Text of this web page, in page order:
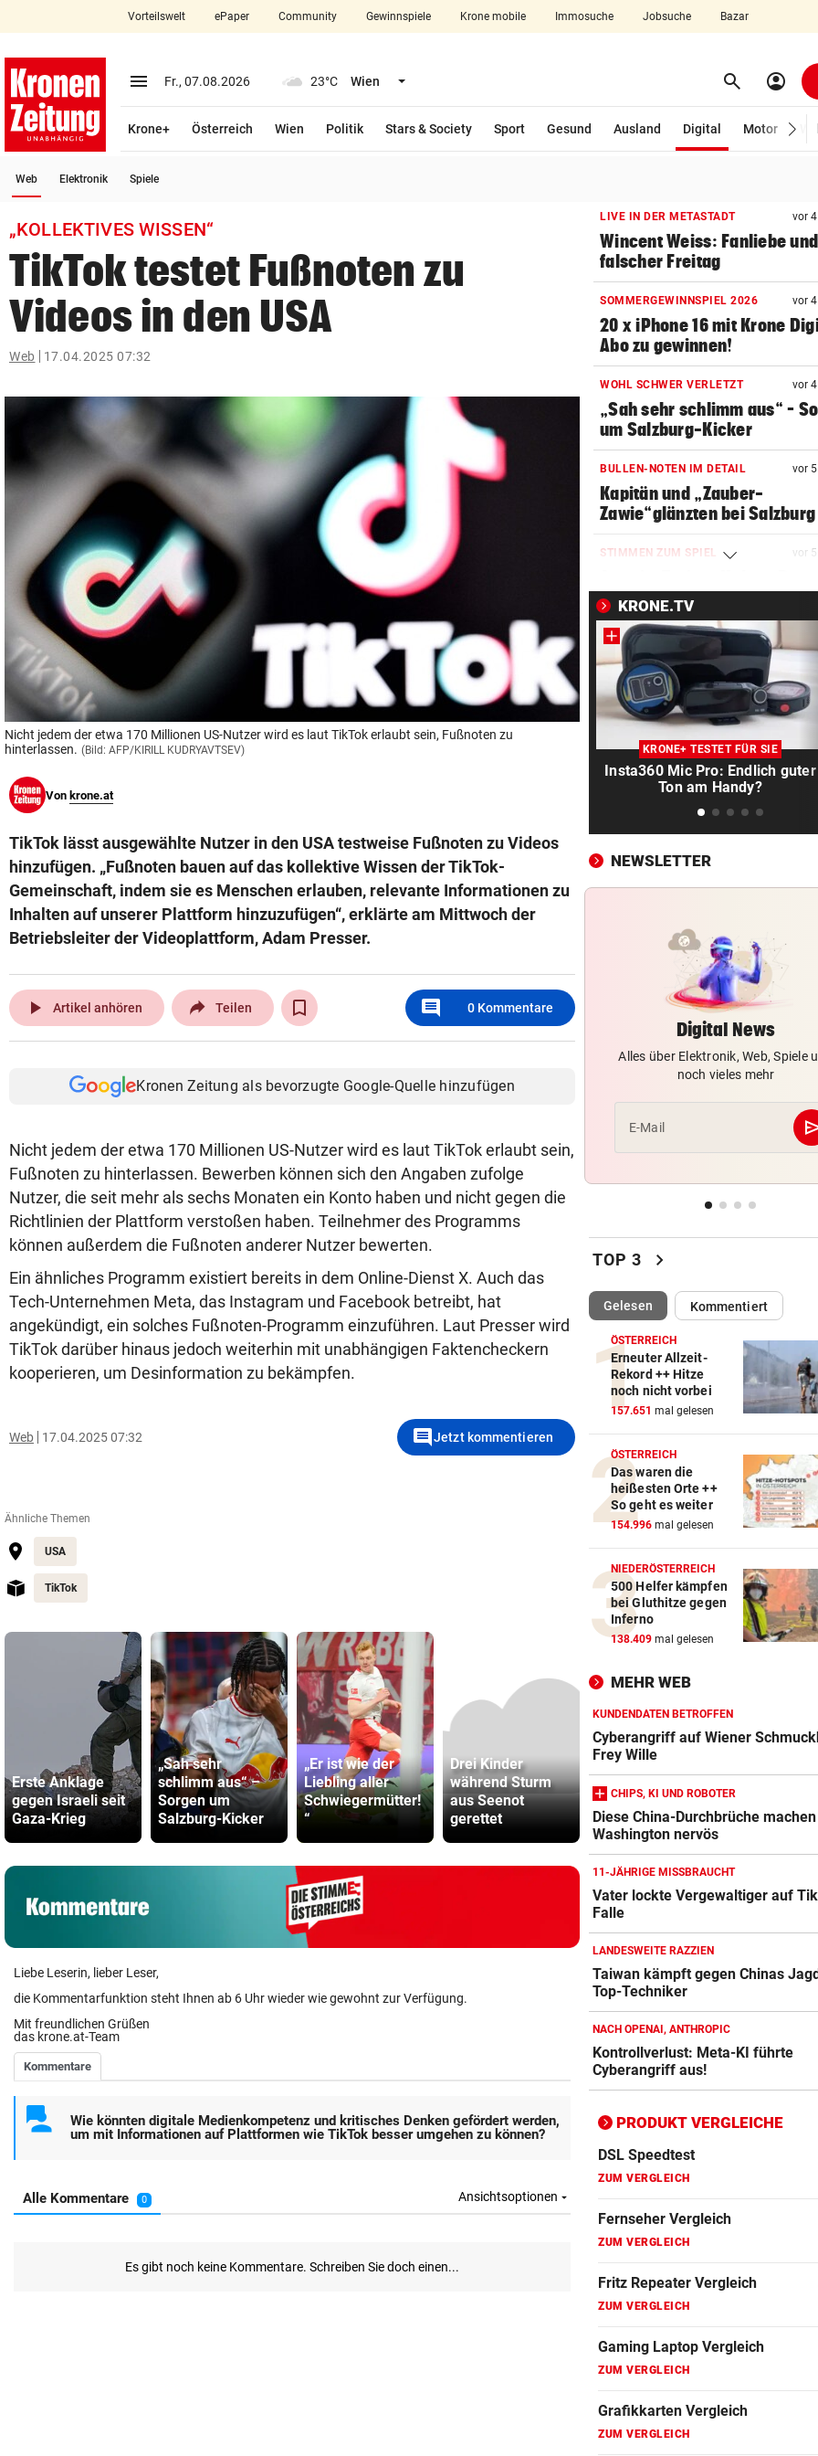
closeSchließen
account_circle Anmelden
arrow_right
pin_drop
bookmark
search
Suchbegriff
eingeben
© Krone Multimedia GmbH & Co KG 2026
Vorteilswelt ePaper Community Gewinnspiele Krone mobile Immosuche Jobsuche Bazar
menu Menü aufklappen
Fr., 07.08.2026 23°C Wien Menü aufklappen search Suchen
account_circle
Krone+ Österreich Wien Politik Stars & Society Sport Gesund Ausland Digital
Motor
Web Elektronik Spiele
„KOLLEKTIVES WISSEN“
TikTok testet Fußnoten zu
Videos in den USA
Web 17.04.2025 07:32
Nicht jedem der etwa 170 Millionen US-Nutzer wird es laut TikTok erlaubt sein, Fußnoten zu
hinterlassen. (Bild: AFP/KIRILL KUDRYAVTSEV)
Von krone.at
TikTok lässt ausgewählte Nutzer in den USA testweise Fußnoten zu Videos
hinzufügen. „Fußnoten bauen auf das kollektive Wissen der TikTok-
Gemeinschaft, indem sie es Menschen erlauben, relevante Informationen zu
Inhalten auf unserer Plattform hinzuzufügen“, erklärte am Mittwoch der
Betriebsleiter der Videoplattform, Adam Presser.
play_arrow Artikel anhören Teilen comment 0 Kommentare
Kronen Zeitung als bevorzugte Google-Quelle hinzufügen
Nicht jedem der etwa 170 Millionen US-Nutzer wird es laut TikTok erlaubt sein,
Fußnoten zu hinterlassen. Bewerben können sich den Angaben zufolge
Nutzer, die seit mehr als sechs Monaten ein Konto haben und nicht gegen die
Richtlinien der Plattform verstoßen haben. Teilnehmer des Programms
können außerdem die Fußnoten anderer Nutzer bewerten.
Ein ähnliches Programm existiert bereits in dem Online-Dienst X. Auch das
Tech-Unternehmen Meta, das Instagram und Facebook betreibt, hat
angekündigt, ein solches Fußnoten-Programm einzuführen. Laut Presser wird
TikTok darüber hinaus jedoch weiterhin mit unabhängigen Faktencheckern
kooperieren, um Desinformation zu bekämpfen.
Web 17.04.2025 07:32 commentJetzt kommentieren
Ähnliche Themen
USA
TikTok
Erste Anklage
gegen Israeli seit
Gaza-Krieg
„Sah sehr
schlimm aus“ –
Sorgen um
Salzburg-Kicker
„Er ist wie der
Liebling aller
Schwiegermütter!
“
Drei Kinder
während Sturm
aus Seenot
gerettet
Justizmitarbeiteri
n als
Schmugglerin aus
Liebe?
begegnet“
Liebe Leserin, lieber Leser,
die Kommentarfunktion steht Ihnen ab 6 Uhr wieder wie gewohnt zur Verfügung.
Mit freundlichen Grüßen
das krone.at-Team
LIVE IN DER METASTADT vor
Wincent Weiss: Fanliebe
falscher Freitag
SOMMERGEWINNSPIEL 2026 vor
20 x iPhone 16 mit Krone
Abo zu gewinnen!
WOHL SCHWER VERLETZT vor
„Sah sehr schlimm aus“ –
um Salzburg-Kicker
BULLEN-NOTEN IM DETAIL vor
Kapitän und „Zauber-
Zawie“glänzten bei Salzburg
STIMMEN ZUM SPIEL vor
uns besser!“
KUNDENDATEN BETROFFEN vor
Cyberangriff auf Wiener
Schmuckhändler Frey Wille
EUROPA-LEAGUE-QUALI vor
Joker Tabakovic führt
Last-Minute-Sieg
Erste Anklage gegen Israeli
Gaza-Krieg
STIMMEN ZUM SPIEL vor
superhappy nach Hause“
ORKAN, KEIN STROM & CO
Skurrilitäten in der Red Bull
häufen sich
WASSERSPRINGEN vor 6
Knoll bei EM Achter vom
Lotfi auf Rang 12!
vor
Sprintrennen geben
Katzentöter-Anwalt: „Nie so
Hass begegnet“
TRUMP DROHT:
Lange Haftstrafen für
über Waffenengpässe
CONFERENCE LEAGUE vor
Sieg! Austria stößt die Tür
Play-off weit auf
MITTEN IN HITZEWELLE vor
Irre! Salzburg – Pafos wegen
Sintflut unterbrochen
RADSPORT
Reusser vor Ventoux-Etappe
weiter im Gelben Trikot
KEIN ARSENAL-WECHSEL vor
Madrid bis 2032
UKRAINISCHER ANGRIFF? vor
Vor Oman havarierter Tanker:
Ölkatastrophe droht
„VERSTEHE ICH NICHT“ vor 8
ÖFB-Kicker Wimmer packt
Morddrohungen aus
KRONE.TV
KRONE+ TESTET FÜR SIE
Insta360 Mic Pro: Endlich guter
Ton am Handy?
NEWSLETTER
Digital News
Alles über Elektronik, Web, Spiele
noch vieles mehr
E-Mail
TOP 3 chevron_right
Gelesen(ausgewählt)Kommentiert
ÖSTERREICH
Erneuter Allzeit-
Rekord ++ Hitze
noch nicht vorbei
157.651 mal gelesen
ÖSTERREICH
Das waren die
heißesten Orte ++
So geht es weiter
154.996 mal gelesen
NIEDERÖSTERREICH
500 Helfer kämpfen
bei Gluthitze gegen
Inferno
138.409 mal gelesen
MEHR WEB
KUNDENDATEN BETROFFEN
Cyberangriff auf Wiener
Frey Wille
CHIPS, KI UND ROBOTER
Diese China-Durchbrüche machen
Washington nervös
11-JÄHRIGE MISSBRAUCHT
Vater lockte Vergewaltiger auf
Falle
LANDESWEITE RAZZIEN
Taiwan kämpft gegen Chinas
Top-Techniker
NACH OPENAI, ANTHROPIC
Kontrollverlust: Meta-KI führte
Cyberangriff aus!
PRODUKT VERGLEICHE
Amazon-Kindle Vergleich
ZUM VERGLEICH
Apple-iPad Vergleich
Apple-iPhone Vergleich
ZUM VERGLEICH
Apple Macbook Vergleich
ZUM VERGLEICH
Bluetooth Lautsprecher Vergleich
ZUM VERGLEICH
DSL Speedtest
ZUM VERGLEICH
Fernseher Vergleich
ZUM VERGLEICH
Fritz Repeater Vergleich
ZUM VERGLEICH
Gaming Laptop Vergleich
ZUM VERGLEICH
Grafikkarten Vergleich
ZUM VERGLEICH